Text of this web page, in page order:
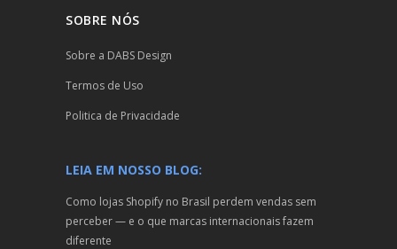
SOBRE NÓS
Sobre a DABS Design
Termos de Uso
Politica de Privacidade
LEIA EM NOSSO BLOG:
Como lojas Shopify no Brasil perdem vendas sem
perceber — e o que marcas internacionais fazem
diferente